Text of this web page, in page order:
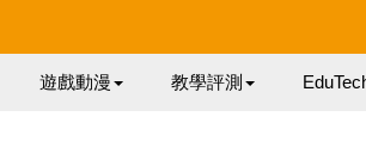
遊戲動漫 教學評測